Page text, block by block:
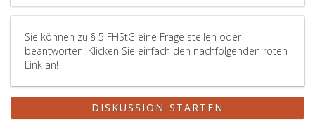
Sie können zu § 5 FHStG eine Frage stellen oder
beantworten. Klicken Sie einfach den nachfolgenden roten
Link an!
DISKUSSION STARTEN